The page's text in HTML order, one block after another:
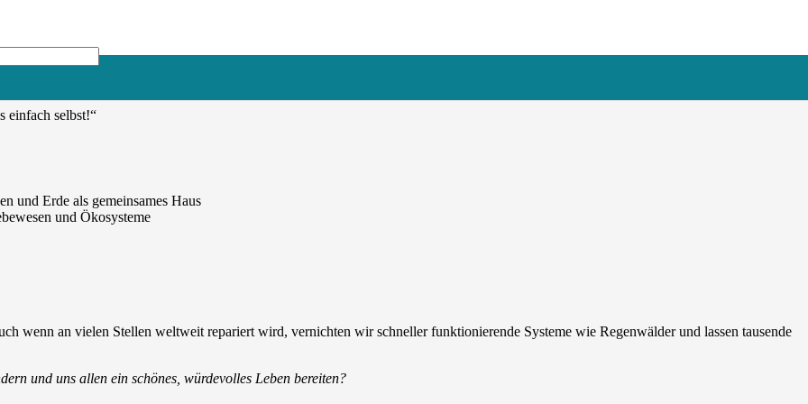
Systemwandel – für
Nase voll haben von
einfach selbst!“
und Erde als gemeinsames Haus
und Ökosysteme
wenn an vielen Stellen weltweit repariert wird, vernichten wir schneller funktionierende Systeme wie Regenwälder und lassen tausende
und uns allen ein schönes, würdevolles Leben bereiten?